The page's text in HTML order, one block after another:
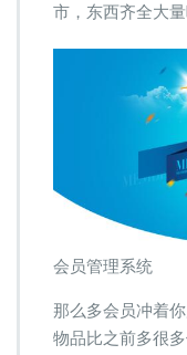
市，东西齐全大量
会员管理系统
那么多会员冲着
物品比之前多很